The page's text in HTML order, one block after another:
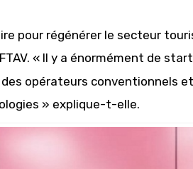
pour régénérer le secteur
« Il y a énormément de
opérateurs conventionnels
» explique-t-elle.